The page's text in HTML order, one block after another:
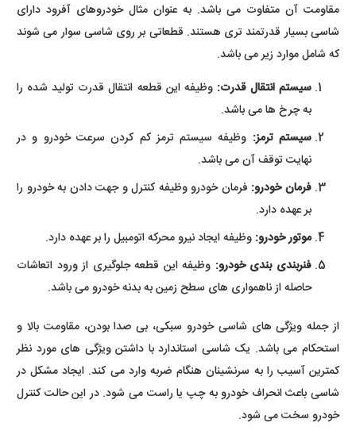
مقاومت آن متفاوت می باشد. به عنوان مثال خودروهای آفرود دارای
شاسی بسیار قدرتمند تری هستند. قطعاتی بر روی شاسی سوار می شوند
که شامل موارد زیر می باشد.
سیستم انتقال قدرت:وظیفه این قطعه انتقال قدرت تولید شده را
به چرخ ها می باشد.
سیستم ترمز: وظیفه سیستم ترمز کم کردن سرعت خودرو و در
نهایت توقف آن می باشد.
فرمان خودرو: فرمان خودرو وظیفه کنترل و جهت دادن به خودرو را
بر عهده دارد.
موتور خودرو: وظیفه ایجاد نیرو محرکه اتومبیل را بر عهده دارد.
فنربندی بندی خودرو: وظیفه این قطعه جلوگیری از ورود اتعاشات
حاصله از ناهمواری های سطح زمین به بدنه خودرو می باشد.
از جمله ویژگی های شاسی خودرو سبکی، بی صدا بودن، مقاومت بالا و
استحکام می باشد. یک شاسی استاندارد با داشتن ویژگی های مورد نظر
کمترین آسیب را به سرنشینان هنگام ضربه وارد می کند. ایجاد مشکل در
شاسی باعث انحراف خودرو به چپ یا راست می شود. در این حالت کنترل
خودرو سخت می شود.